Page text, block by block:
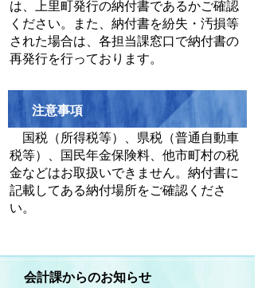
は、上里町発行の納付書であるかご確認
ください。また、納付書を紛失・汚損等
された場合は、各担当課窓口で納付書の
再発行を行っております。
注意事項
国税（所得税等）、県税（普通自動車
税等）、国民年金保険料、他市町村の税
金などはお取扱いできません。納付書に
記載してある納付場所をご確認くださ
い。
会計課からのお知らせ